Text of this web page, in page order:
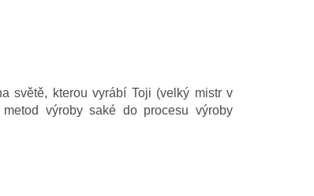
světě, kterou vyrábí Toji (velký mistr v
výroby saké do procesu výroby